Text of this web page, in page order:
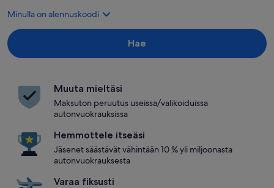
Minulla on alennuskoodi
Hae
Muuta mieltäsi
Maksuton peruutus useissa/valikoiduissa
autonvuokrauksissa
Hemmottele itseäsi
Jäsenet säästävät vähintään 10 % yli miljoonasta
autonvuokrauksesta
Varaa fiksusti